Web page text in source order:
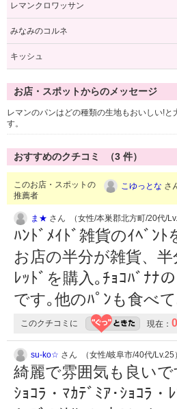
レマンクロワッサン
みなみのコルネ
キッシュ
お店・スポットからのメッセージ
レマンのパンはどの種類の生地もおいしい!
す。
おすすめのクチコミ （3 件）
このお店・スポットの
推薦者
こゆっとな さ
ま★ さん （女性/本巣郡北方町/20代/
ﾊﾝﾄﾞﾒｲﾄﾞ雑貨のｲﾍﾞﾝ
お店の半分が雑貨、半
ﾚｯﾄﾞを購入｡ﾁｮｺﾊﾞﾅﾅ
です｡他のﾊﾟﾝも食べ
このクチコミに 現在： 0
su-ko☆ さん （女性/岐阜市/40代/Lv.25）
綺麗で雰囲気も良いで
ｼｮｺﾗ・ﾏｶﾃﾞﾐｱ･ｼｮｺﾗ